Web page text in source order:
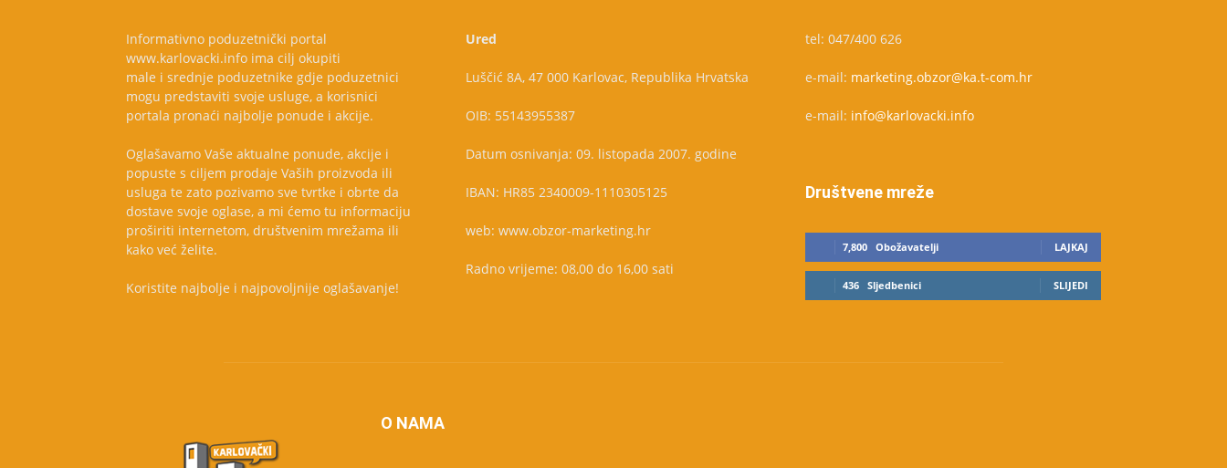
Informativno poduzetnički portal
www.karlovacki.info ima cilj okupiti
male i srednje poduzetnike gdje poduzetnici
mogu predstaviti svoje usluge, a korisnici
portala pronaći najbolje ponude i akcije.
Oglašavamo Vaše aktualne ponude, akcije i
popuste s ciljem prodaje Vaših proizvoda ili
usluga te zato pozivamo sve tvrtke i obrte da
dostave svoje oglase, a mi ćemo tu informaciju
proširiti internetom, društvenim mrežama ili
kako već želite.
Koristite najbolje i najpovoljnije oglašavanje!
Ured
Luščić 8A, 47 000 Karlovac, Republika Hrvatska
OIB: 55143955387
Datum osnivanja: 09. listopada 2007. godine
IBAN: HR85 2340009-1110305125
web: www.obzor-marketing.hr
Radno vrijeme: 08,00 do 16,00 sati
tel: 047/400 626
e-mail: marketing.obzor@ka.t-com.hr
e-mail: info@karlovacki.info
Društvene mreže
7,800 Obožavatelji LAJKAJ
436 Sljedbenici SLIJEDI
O NAMA